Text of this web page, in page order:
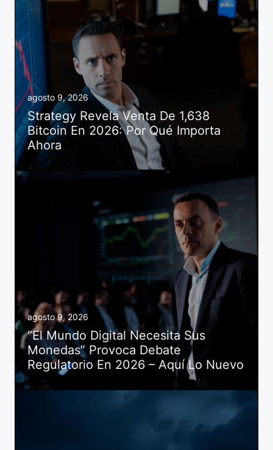
agosto 9, 2026
Strategy Revela Venta De 1,638
Bitcoin En 2026: Por Qué Importa
Ahora
agosto 9, 2026
“El Mundo Digital Necesita Sus
Monedas” Provoca Debate
Regulatorio En 2026 – Aquí Lo Nuevo